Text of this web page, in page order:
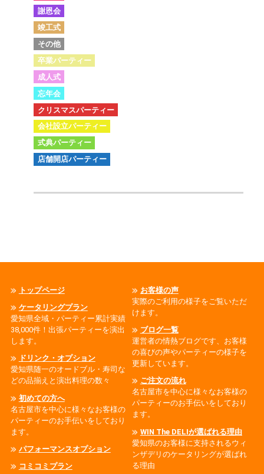
謝恩会
竣工式
その他
卒業パーティー
成人式
忘年会
クリスマスパーティー
会社設立パーティー
式典パーティー
店舗開店パーティー
トップページ
ケータリングプラン
愛知県全域・パーティー累計実績
38,000件！出張パーティーを演出
します。
ドリンク・オプション
愛知県随一のオードブル・寿司な
どの品揃えと演出料理の数々
初めての方へ
名古屋市を中心に様々なお客様の
パーティーのお手伝いをしており
ます。
パフォーマンスオプション
コミコミプラン
お客様の声
実際のご利用の様子をご覧いただ
けます。
ブログ一覧
運営者の情熱ブログです、お客様
の喜びの声やパーティーの様子を
更新しています。
ご注文の流れ
名古屋市を中心に様々なお客様の
パーティーのお手伝いをしており
ます。
WIN The DELIが選ばれる理由
愛知県のお客様に支持されるウィ
ンザデリのケータリングが選ばれ
る理由